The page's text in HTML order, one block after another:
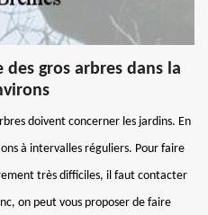
des gros arbres dans la
doivent concerner les jardins. En
à intervalles réguliers. Pour faire
très difficiles, il faut contacter
on peut vous proposer de faire